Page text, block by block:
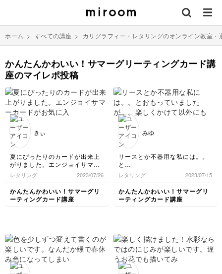
ホーム > すべての講座 > カリグラフィー・レタリングのオンライン教室・
かんたんかわいい！サマーグリーティングカード講
座のマイレポ投稿
きぃ
夏にぴったりのカードが出来上
がりました。エンジョイサマー
カードがお気に入りです。サン
グラスが可愛い😍❤️
レタリング 2023/07/26
かんたんかわいい！サマーグリ
ーティングカード講座
みゆ
リースとか不器用な私には。。
と
おもっていましたが。。
楽しくかけて以外にも可愛い❤️
かけるんだァ！って自信になり
ましたありがとうございます😊
レタリング 2023/07/15
かんたんかわいい！サマーグリ
ーティングカード講座